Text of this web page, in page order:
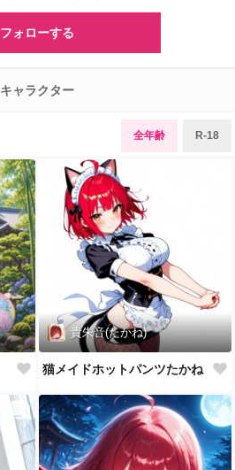
フォローする
キャラクター
全年齢 R-18
貴朱音(たかね)
猫メイドホットパンツたかね